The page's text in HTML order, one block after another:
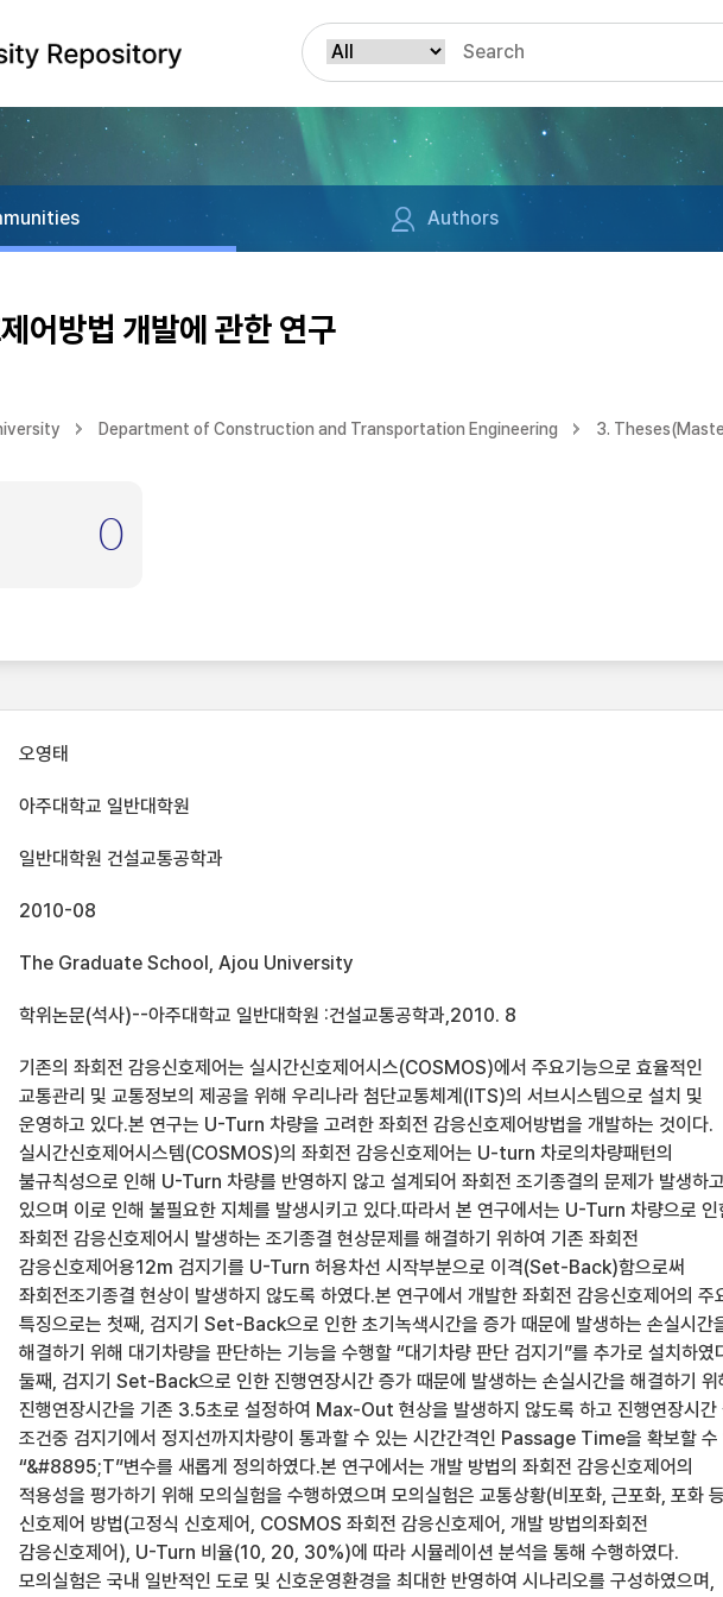
Authors
어방법 개발에 관한 연구
Department of Construction and Transportation Engineering 3.
0
오영태
아주대학교 일반대학원
일반대학원 건설교통공학과
2010-08
The Graduate School, Ajou University
학위논문(석사)--아주대학교 일반대학원 :건설교통공학과,2010. 8
기존의 좌회전 감응신호제어는 실시간신호제어시스(COSMOS)에서 주요기능으로 효율적인
교통관리 및 교통정보의 제공을 위해 우리나라 첨단교통체계(ITS)의 서브시스템으로 설치 및
운영하고 있다.본 연구는 U-Turn 차량을 고려한 좌회전 감응신호제어방법을 개발하는 것이다.
실시간신호제어시스템(COSMOS)의 좌회전 감응신호제어는 U-turn 차로의차량패턴의
불규칙성으로 인해 U-Turn 차량를 반영하지 않고 설계되어 좌회전 조기종결의 문제가 발생하고
있으며 이로 인해 불필요한 지체를 발생시키고 있다.따라서 본 연구에서는 U-Turn 차량으로 인
좌회전 감응신호제어시 발생하는 조기종결 현상문제를 해결하기 위하여 기존 좌회전
감응신호제어용12m 검지기를 U-Turn 허용차선 시작부분으로 이격(Set-Back)함으로써
좌회전조기종결 현상이 발생하지 않도록 하였다.본 연구에서 개발한 좌회전 감응신호제어의 주
특징으로는 첫째, 검지기 Set-Back으로 인한 초기녹색시간을 증가 때문에 발생하는 손실시간
해결하기 위해 대기차량을 판단하는 기능을 수행할 “대기차량 판단 검지기”를 추가로 설치하였
둘째, 검지기 Set-Back으로 인한 진행연장시간 증가 때문에 발생하는 손실시간을 해결하기 위
진행연장시간을 기존 3.5초로 설정하여 Max-Out 현상을 발생하지 않도록 하고 진행연장시간
조건중 검지기에서 정지선까지차량이 통과할 수 있는 시간간격인 Passage Time을 확보할 수
“&#8895;T”변수를 새롭게 정의하였다.본 연구에서는 개발 방법의 좌회전 감응신호제어의
적용성을 평가하기 위해 모의실험을 수행하였으며 모의실험은 교통상황(비포화, 근포화, 포화
신호제어 방법(고정식 신호제어, COSMOS 좌회전 감응신호제어, 개발 방법의좌회전
감응신호제어), U-Turn 비율(10, 20, 30%)에 따라 시뮬레이션 분석을 통해 수행하였다.
모의실험은 국내 일반적인 도로 및 신호운영환경을 최대한 반영하여 시나리오를 구성하였으며,